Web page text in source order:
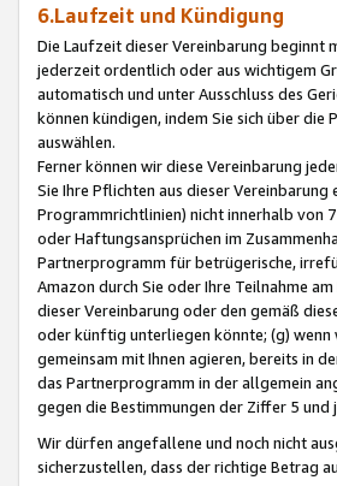
6.Laufzeit und Kündigung
Die Laufzeit dieser Vereinbarung beginnt
jederzeit ordentlich oder aus wichtigem
automatisch und unter Ausschluss des
können kündigen, indem Sie sich über
auswählen.
Ferner können wir diese Vereinbarung
Sie Ihre Pflichten aus dieser
Programmrichtlinien) nicht innerhalb von
oder Haftungsansprüchen im
Partnerprogramm für betrügerische,
Amazon durch Sie oder Ihre Teilnahme
dieser Vereinbarung oder den gemäß
oder künftig unterliegen könnte; (g) wenn
gemeinsam mit Ihnen agieren, bereits in
das Partnerprogramm in der allgemein
gegen die Bestimmungen der Ziffer 5
Wir dürfen angefallene und noch nicht
sicherzustellen, dass der richtige Betrag